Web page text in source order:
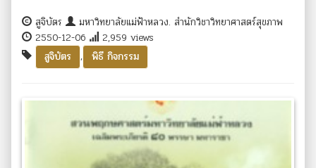
สูจิบัตร
มหาวิทยาลัยแม่ฟ้าหลวง. สำนักวิชาวิทยาศาสตร์สุขภาพ
2550-12-06
2,959 views
สูจิบัตร
, พิธี กิจกรรม